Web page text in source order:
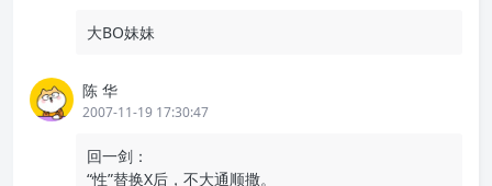
大BO妹妹
陈 华
2007-11-19 17:30:47
回一剑：
“性”替换X后，不大通顺撒。